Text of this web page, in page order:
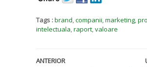
Tags :brand,companii,marketing,
intelectuala,raport,valoare
ANTERIOR